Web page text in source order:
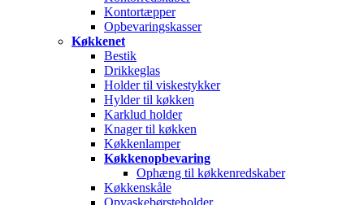
Kontortæpper
Opbevaringskasser
Køkkenet
Bestik
Drikkeglas
Holder til viskestykker
Hylder til køkken
Karklud holder
Knager til køkken
Køkkenlamper
Køkkenopbevaring
Ophæng til køkkenredskaber
Køkkenskåle
Opvaskebørsteholder